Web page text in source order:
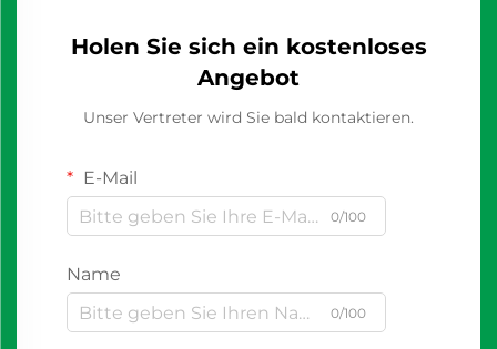
Holen Sie sich ein kostenloses
Angebot
Unser Vertreter wird Sie bald kontaktieren.
E-Mail
0/100
Name
0/100